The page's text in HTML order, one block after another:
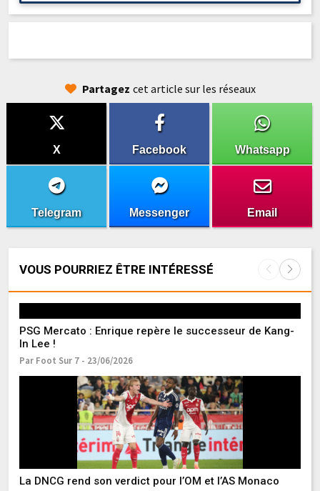
Partagez cet article sur les réseaux
X Facebook Whatsapp
Telegram Messenger Email
VOUS POURRIEZ ÊTRE INTÉRESSÉ
PSG Mercato : Enrique repère le successeur de Kang-
In Lee !
Par Foot Sur 7 - 23/06/2026
La DNCG rend son verdict pour l’OM et l’AS Monaco